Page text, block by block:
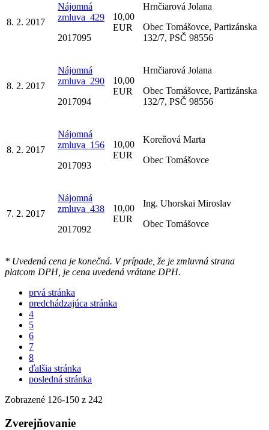
8. 2. 2017
Nájomná
zmluva_429
2017095
10,00
EUR
Hrnčiarová Jolana
Obec Tomášovce, Partizánska
132/7, PSČ 98556
8. 2. 2017
Nájomná
zmluva_290
2017094
10,00
EUR
Hrnčiarová Jolana
Obec Tomášovce, Partizánska
132/7, PSČ 98556
8. 2. 2017
Nájomná
zmluva_156
2017093
10,00
EUR
Koreňová Marta
Obec Tomášovce
7. 2. 2017
Nájomná
zmluva_438
2017092
10,00
EUR
Ing. Uhorskai Miroslav
Obec Tomášovce
* Uvedená cena je konečná. V prípade, že je zmluvná strana
platcom DPH, je cena uvedená vrátane DPH.
prvá stránka
predchádzajúca stránka
4
5
6
7
8
ďalšia stránka
posledná stránka
Zobrazené 126-150 z 242
Zverejňovanie